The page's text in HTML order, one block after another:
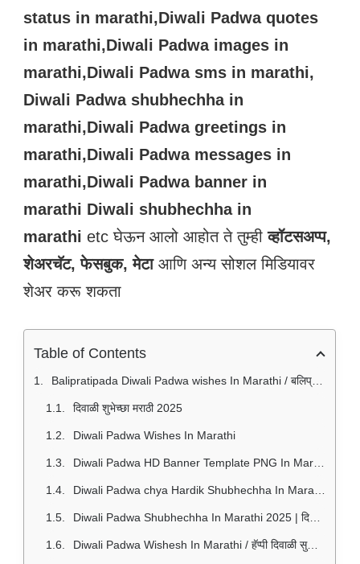
status in marathi,Diwali Padwa quotes
in marathi,Diwali Padwa images in
marathi,Diwali Padwa sms in marathi,
Diwali Padwa shubhechha in
marathi,Diwali Padwa greetings in
marathi,Diwali Padwa messages in
marathi,Diwali Padwa banner in
marathi Diwali shubhechha in
marathi etc घेऊन आलो आहोत ते तुम्हीव्हॉटसअप्प,
शेअरचॅट, फेसबुक, मेटाआणि अन्य सोशल मिडियावर
शेअर करू शकता
Table of Contents
Balipratipada Diwali Padwa wishes In Marathi / बलिप्रतिपदा दीपावली पाडवा शुभेच्छा
दिवाळी शुभेच्छा मराठी 2025
Diwali Padwa Wishes In Marathi
Diwali Padwa HD Banner Template PNG In Marathi | बलिप्रतिपदा शुभेच्छा मराठी 2025
Diwali Padwa chya Hardik Shubhechha In Marathi
Diwali Padwa Shubhechha In Marathi 2025 | दिवाळी पाडव्याच्या च्या हार्दिक शुभेच्छा
Diwali Padwa Wishesh In Marathi / हॅप्पी दिवाळी सुविचार मराठी